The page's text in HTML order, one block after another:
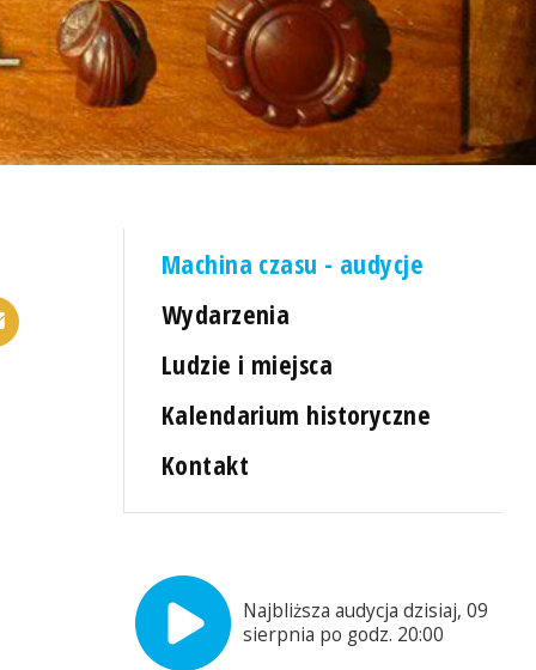
Machina czasu - audycje
Wydarzenia
Ludzie i miejsca
Kalendarium historyczne
Kontakt
Najbliższa audycja dzisiaj, 09
sierpnia po godz. 20:00